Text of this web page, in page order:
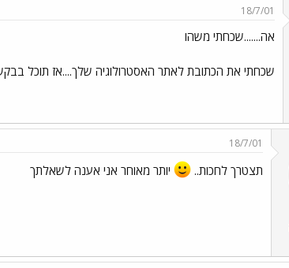
18/7/01
אה.......שכחתי משהו
שכחתי את הכתובת לאתר האסטרולוגיה שלך....אז תוכל
18/7/01
תצטרך לחכות.. יותר מאוחר אני אענה לשאלתך